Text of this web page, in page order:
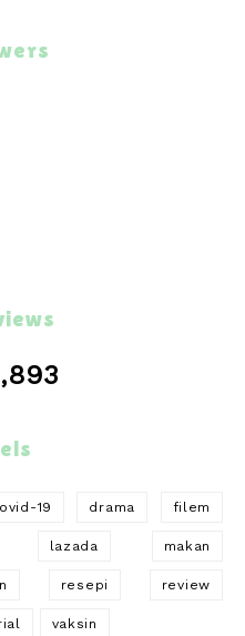
19 drama filem
lazada makan
resepi review
vaksin